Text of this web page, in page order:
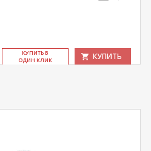
КУ­ПИТЬ В
ОДИН КЛИК
КУПИТЬ